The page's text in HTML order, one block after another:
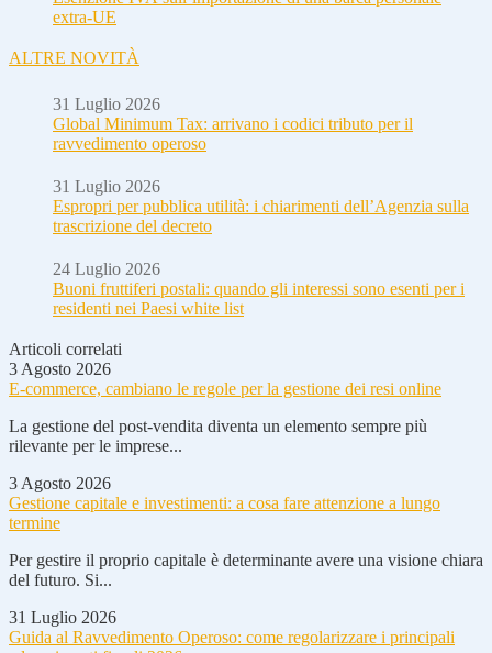
extra-UE
ALTRE NOVITÀ
31 Luglio 2026
Global Minimum Tax: arrivano i codici tributo per il
ravvedimento operoso
31 Luglio 2026
Espropri per pubblica utilità: i chiarimenti dell’Agenzia sulla
trascrizione del decreto
24 Luglio 2026
Buoni fruttiferi postali: quando gli interessi sono esenti per i
residenti nei Paesi white list
Articoli correlati
3 Agosto 2026
E-commerce, cambiano le regole per la gestione dei resi online
La gestione del post-vendita diventa un elemento sempre più
rilevante per le imprese...
3 Agosto 2026
Gestione capitale e investimenti: a cosa fare attenzione a lungo
termine
Per gestire il proprio capitale è determinante avere una visione chiara
del futuro. Si...
31 Luglio 2026
Guida al Ravvedimento Operoso: come regolarizzare i principali